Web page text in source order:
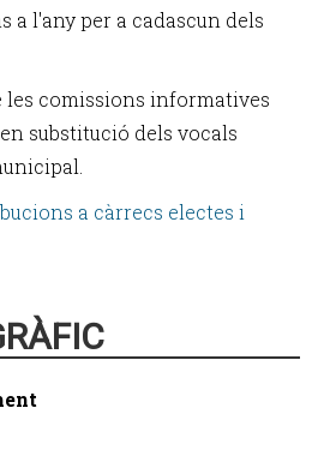
a l'any per a cadascun dels
les comissions informatives
substitució dels vocals
a càrrecs electes i